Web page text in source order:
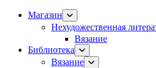
Магазин
Нехудожественная
Вязание
Библиотека
Вязание